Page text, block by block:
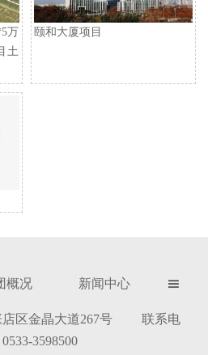
万
土
颐和大厦项目
概况 新闻中心 
店区金晶大道267号 联系电
3598500